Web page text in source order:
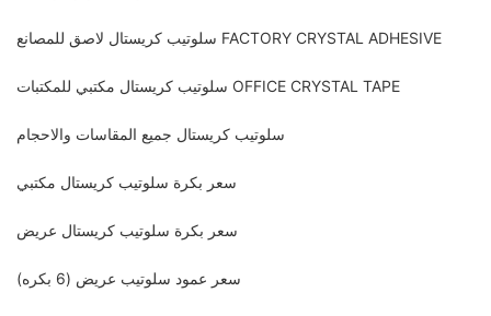
سلوتيب كريستال لاصق للمصانع FACTORY CRYSTAL ADHESIVE
سلوتيب كريستال مكتبي للمكتبات OFFICE CRYSTAL TAPE
سلوتيب كريستال جميع المقاسات والاحجام
سعر بكرة سلوتيب كريستال مكتبي
سعر بكرة سلوتيب كريستال عريض
سعر عمود سلوتيب عريض (6 بكره)